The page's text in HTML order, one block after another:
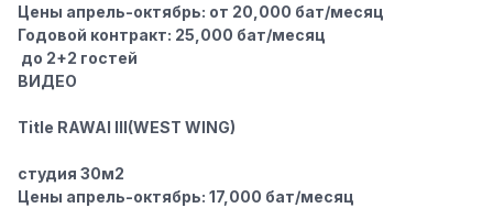
Цены апрель-октябрь: от 20,000 бат/месяц
Годовой контракт: 25,000 бат/месяц
‍‍ до 2+2 гостей
ВИДЕО
Title RAWAI III(WEST WING)
студия 30м2
Цены апрель-октябрь: 17,000 бат/месяц